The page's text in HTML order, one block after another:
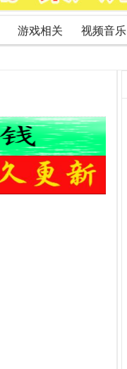
游戏相关 视频音乐